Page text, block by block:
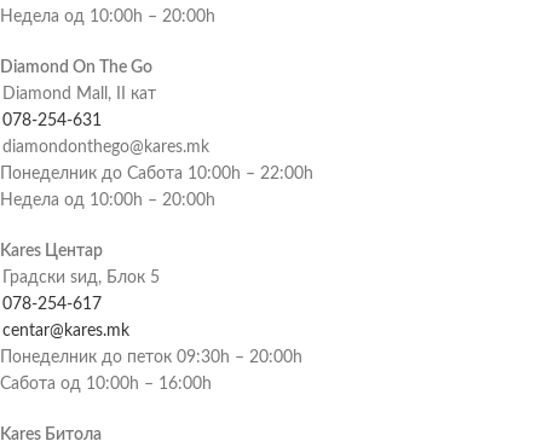
Недела од 10:00h – 20:00h
Diamond On The Go
Diamond Mall, II кат
078-254-631
diamondonthego@kares.mk
Понеделник до Сабота 10:00h – 22:00h
Недела од 10:00h – 20:00h
Kares Центар
Градски ѕид, Блок 5
078-254-617
centar@kares.mk
Понеделник до петок 09:30h – 20:00h
Сабота од 10:00h – 16:00h
Kares Битола